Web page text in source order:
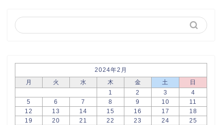
2024年2月
月
火 水 木 金 土
日
1
2 3
4
5
6 7 8 9 10
11
12
13 14 15 16 17
18
19
20 21 22 23 24
25